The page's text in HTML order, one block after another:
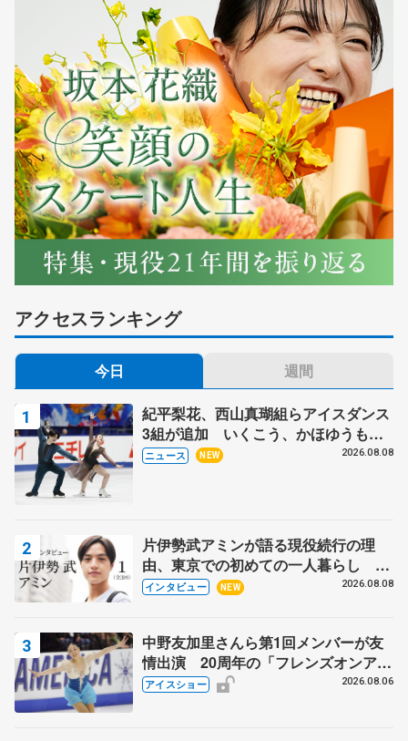
アクセスランキング
今日 週間
紀平梨花、西山真瑚組らアイスダンス
3組が追加 いくこう、かほゆうも、
木下グループ杯
ニュース NEW 2026.08.08
片伊勢武アミンが語る現役続行の理
由、東京での初めての一人暮らし 注
目スケーターの「今」に迫る
インタビュー NEW 2026.08.08
中野友加里さんら第1回メンバーが友
情出演 20周年の「フレンズオンアイ
ス」 宮本賢二さん、有川梨絵さん、
アイスショー 2026.08.06